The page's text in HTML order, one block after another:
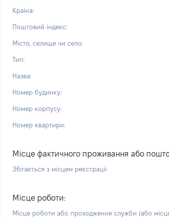
Країна:
Поштовий індекс:
Місто, селище чи село:
Тип:
Назва:
Номер будинку:
Номер корпусу:
Номер квартири:
Місце фактичного проживання або
Збігається з місцем реєстрації
Місце роботи:
Місце роботи або проходження служби (або